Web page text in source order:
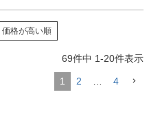
価格が高い順
69件中 1-20件表示
1 2 4